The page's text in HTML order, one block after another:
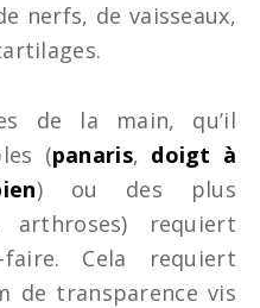
nerfs, de vaisseaux,
de la main, qu’il
(panaris, doigt à
) ou des plus
arthroses) requiert
Cela requiert
de transparence vis